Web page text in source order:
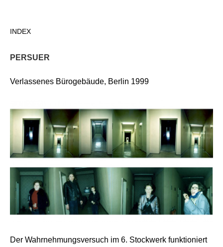
zum
INDEX
PERSUER
Verlassenes Bürogebäude, Berlin 1999
Der Wahrnehmungsversuch im 6. Stockwerk funktioniert